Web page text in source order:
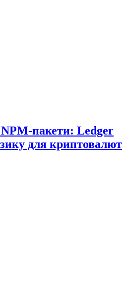
пакети: Ledger
для криптовалют